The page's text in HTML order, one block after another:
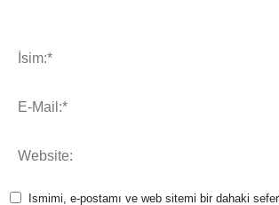
Ismimi, e-postamı ve web sitemi bir dahaki